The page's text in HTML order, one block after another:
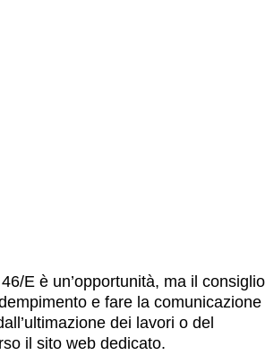
E è un’opportunità, ma il consiglio
e fare la comunicazione
dei lavori o del
il sito web dedicato.